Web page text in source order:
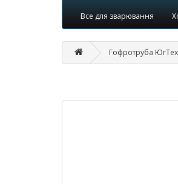
Все для зварювання
Гофротруба